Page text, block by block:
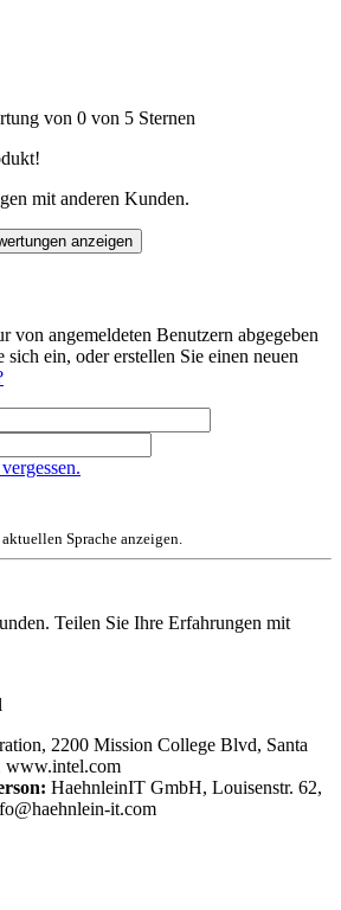
von 0 von 5 Sternen
mit anderen Kunden.
anzeigen
von angemeldeten Benutzern abgegeben
ein, oder erstellen Sie einen neuen
Sprache anzeigen.
Teilen Sie Ihre Erfahrungen mit
2200 Mission College Blvd, Santa
www.intel.com
HaehnleinIT GmbH, Louisenstr. 62,
it.com